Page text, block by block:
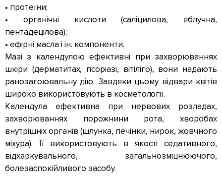
• протеїни;
• органічні кислоти (саліцилова, яблучна,
пентадецілова);
• ефірні масла і ін. компоненти.
Мазі з календулою ефективні при захворюваннях
шкіри (дерматитах, псоріазі, вітіліго), вони надають
ранозагоювальну дію. Завдяки цьому відвари квітів
широко використовують в косметології.
Календула ефективна при нервових розладах,
захворюваннях порожнини рота, хворобах
внутрішніх органів (шлунка, печінки, нирок, жовчного
міхура). Її використовують в якості седативного,
відхаркувального, загальнозміцнюючого,
болезаспокійливого засобу.